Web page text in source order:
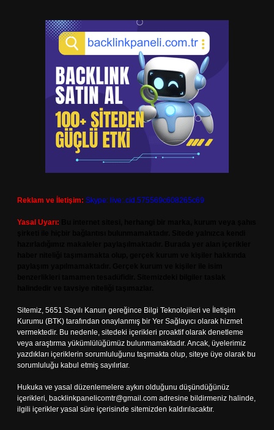
Reklam ve İletişim: Skype: live:.cid.575569c608265c69
Yasal Uyarı:
Sitemiz, 5651 Sayılı Kanun gereğince Bilgi Teknolojileri ve İletişim
Kurumu (BTK) tarafından onaylanmış bir Yer Sağlayıcı olarak hizmet
vermektedir. Bu nedenle, sitedeki içerikleri proaktif olarak denetleme
veya araştırma yükümlülüğümüz bulunmamaktadır. Ancak, üyelerimiz
yazdıkları içeriklerin sorumluluğunu taşımakta olup, siteye üye olarak bu
sorumluluğu kabul etmiş sayılırlar.
Hukuka ve yasal düzenlemelere aykırı olduğunu düşündüğünüz
içerikleri, backlinkpanelicomtr@gmail.com adresine bildirmeniz halinde,
ilgili içerikler yasal süre içerisinde sitemizden kaldırılacaktır.